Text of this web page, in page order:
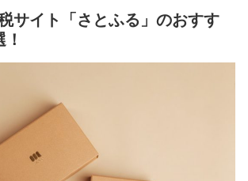
サイト「さとふる」のおすす